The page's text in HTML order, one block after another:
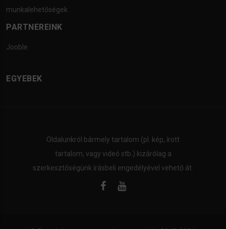
munkalehetőségek
PARTNEREINK
Jooble
EGYEBEK
Oldalunkról bármely tartalom (pl. kép, írott
tartalom, vagy videó stb.) kizárólag a
szerkesztőségünk írásbeli engedélyével vehető át.